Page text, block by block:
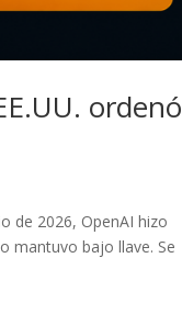
ordenó
de 2026, OpenAI hizo
mantuvo bajo llave. Se